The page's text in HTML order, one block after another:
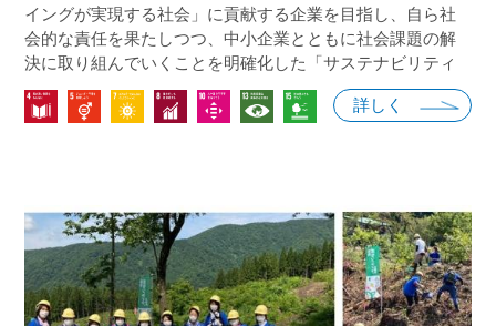
イングが実現する社会」に貢献する企業を目指し、自ら社
会的な責任を果たしつつ、中小企業とともに社会課題の解
決に取り組んでいくことを明確化した「サステナビリティ
推進計画」を2023年3月に策定しました。 本計画のもと、
中小企業が抱える幅広い社会課題の解決に貢献するととも
詳しく